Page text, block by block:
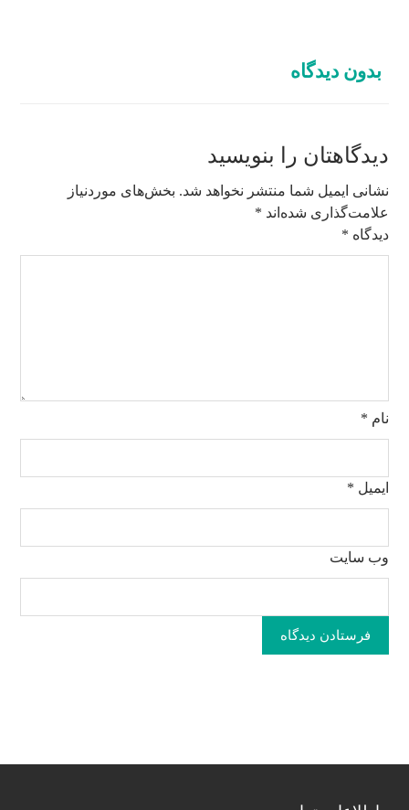
بدون دیدگاه
دیدگاهتان را بنویسید
نشانی ایمیل شما منتشر نخواهد شد. بخش‌های موردنیاز
علامت‌گذاری شده‌اند *
دیدگاه *
نام *
ایمیل *
وب‌ سایت
فرستادن دیدگاه